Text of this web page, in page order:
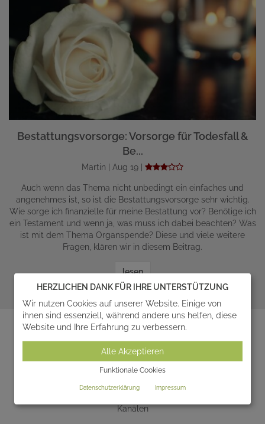
Bestattungsvorsorge: Vorsorge für Todesfall &
Be...
Martin | Aug 19 |
Auch wenn das Thema nicht unbedingt ein einfaches und
angenehmes ist, so ist die Bestattungsvorsorge sehr wichtig.
Wie sorge ich finanzielle für meine Bestattung vor? Benötige ich
ein Testament und wenn ja, was muss ich dabei beachten? Was
ist mit dem Thema Organspende? Diese und viele weitere
Fragen, klären wir in diesem Beitrag.
lesen
zum Ratgeber
LERNEN SIE SERAFINUM IM INTERNET
Kanälen
HERZLICHEN DANK FÜR IHRE UNTERSTÜTZUNG
Wir nutzen Cookies auf unserer Website. Einige von
ihnen sind essenziell, während andere uns helfen, diese
Website und Ihre Erfahrung zu verbessern.
Alle Akzeptieren
Funktionale Cookies
Datenschutzerklärung Impressum